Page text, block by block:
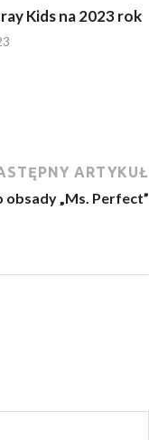
Kids na 2023 rok
ARTYKUŁ
obsady „Ms. Perfect”